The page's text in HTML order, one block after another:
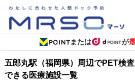
または が
五郎丸駅（福岡県）周辺でPET検
できる医療施設一覧